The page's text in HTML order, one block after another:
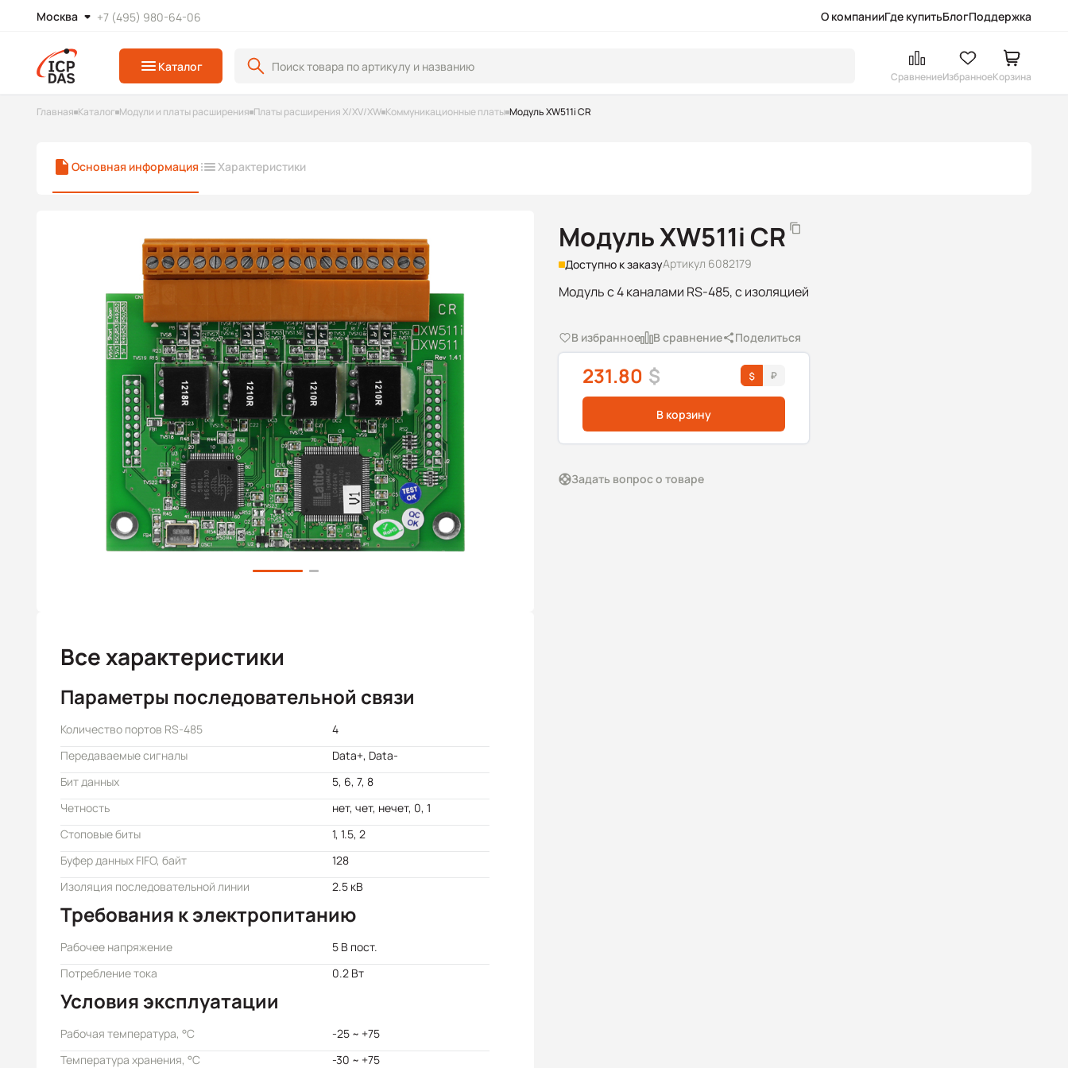
Москва +7 (495) 980-64-06 О компанииГде купитьБлогПоддержка
Каталог
СравнениеИзбранноеКорзина
Главная Каталог Модули и платы расширения Платы расширения X/XV/XW Коммуникационные платы Модуль XW511i CR
Основная информация Характеристики
Модуль XW511i CR
Доступно к заказуАртикул 6082179
Модуль с 4 каналами RS-485, c изоляцией
В избранное В сравнение Поделиться
231.80 $
В корзину
Задать вопрос о товаре
Все характеристики
Параметры последовательной связи
Количество портов RS-485
4
Передаваемые сигналы
Data+, Data-
Бит данных
5, 6, 7, 8
Четность
нет, чет, нечет, 0, 1
Стоповые биты
1, 1.5, 2
Буфер данных FIFO, байт
128
Изоляция последовательной линии
2.5 кВ
Требования к электропитанию
Рабочее напряжение
5 В пост.
Потребление тока
0.2 Вт
Условия эксплуатации
Рабочая температура, °C
-25 ~ +75
Температура хранения, °C
-30 ~ +75